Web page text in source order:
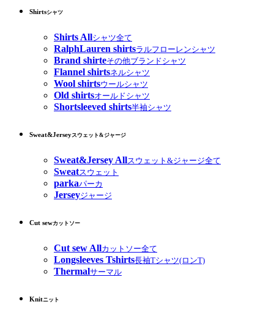
Shirtsシャツ
Shirts Allシャツ全て
RalphLauren shirtsラルフローレンシャツ
Brand shirteその他ブランドシャツ
Flannel shirtsネルシャツ
Wool shirtsウールシャツ
Old shirtsオールドシャツ
Shortsleeved shirts半袖シャツ
Sweat&Jerseyスウェット&ジャージ
Sweat&Jersey Allスウェット&ジャージ全て
Sweatスウェット
parkaパーカ
Jerseyジャージ
Cut sewカットソー
Cut sew Allカットソー全て
Longsleeves Tshirts長袖Tシャツ(ロンT)
Thermalサーマル
Knitニット